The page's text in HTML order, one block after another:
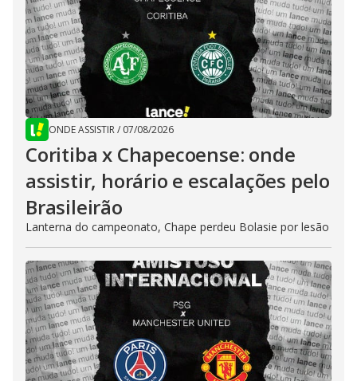
ONDE ASSISTIR/ 07/08/2026
Coritiba x Chapecoense: onde
assistir, horário e escalações pelo
Brasileirão
Lanterna do campeonato, Chape perdeu Bolasie por lesão